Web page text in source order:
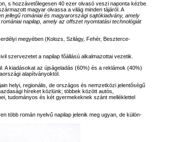
s hozzávetőlegesen 40 ezer olvasó veszi naponta kézbe.
magyar olvassa a világ minden tájáról. A
jellegű romániai és magyarországi sajtókiadvány, amely
napilap, amely az offszet nyomtatási technológiát
megyében (Kolozs, Szilágy, Fehér, Beszterce-
szervezetet a napilap főállású alkalmazottai vezetik.
A kiadásokat az újságeladás (60%) és a reklámok (40%)
alapítványoktól.
helyi, regionális, de országos és nemzetközi jelentőségű
híreket közlünk; többek között autós,
tudományos és két gyermekeknek szánt melléklettel
több román nyelvű napilap jelenik meg ugyan, de külön-